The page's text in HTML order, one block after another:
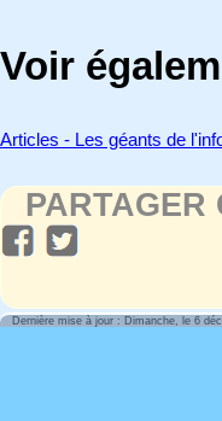
Voir
Articles - Les géants de
PARTAGER
Dernière mise à jour : Dimanche, le 6